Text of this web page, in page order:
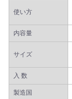
使い方
内容量
サイズ
入 数
製造国